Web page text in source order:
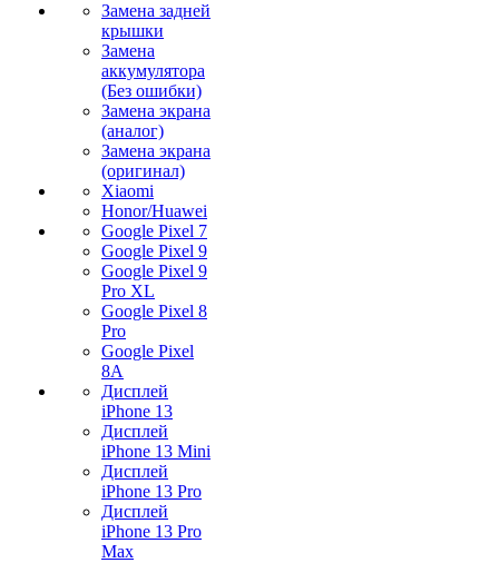
Замена задней
крышки
Замена
аккумулятора
(Без ошибки)
Замена экрана
(аналог)
Замена экрана
(оригинал)
Xiaomi
Honor/Huawei
Google Pixel 7
Google Pixel 9
Google Pixel 9
Pro XL
Google Pixel 8
Pro
Google Pixel
8A
Дисплей
iPhone 13
Дисплей
iPhone 13 Mini
Дисплей
iPhone 13 Pro
Дисплей
iPhone 13 Pro
Max